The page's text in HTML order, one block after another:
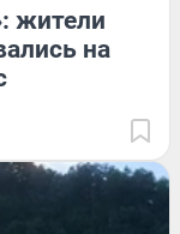
жители
на